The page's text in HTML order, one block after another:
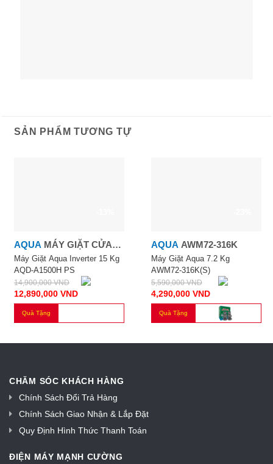
SẢN PHẨM TƯƠNG TỰ
AQUA MÁY GIẶT CỬA
NGANG A1500H PS
Máy Giặt Aqua Inverter 15 Kg
AQD-A1500H PS
14,900,000VND
12,890,000 VND
Quà Tặng
AQUA AWM72-316K
Máy Giặt Aqua 7.2 Kg
AWM72-316K(S)
5,590,000VND
4,290,000 VND
Quà Tặng
CHĂM SÓC KHÁCH HÀNG
Chính Sách Đổi Trả Hàng
Chính Sách Giao Nhận & Lắp Đặt
Quy Định Hình Thức Thanh Toán
ĐIỆN MÁY MẠNH CƯỜNG